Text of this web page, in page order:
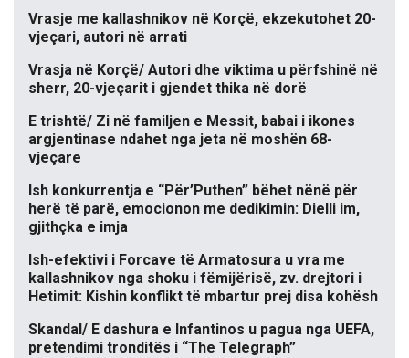
Vrasje me kallashnikov në Korçë, ekzekutohet 20-
vjeçari, autori në arrati
Vrasja në Korçë/ Autori dhe viktima u përfshinë në
sherr, 20-vjeçarit i gjendet thika në dorë
E trishtë/ Zi në familjen e Messit, babai i ikones
argjentinase ndahet nga jeta në moshën 68-
vjeçare
Ish konkurrentja e “Për’Puthen” bëhet nënë për
herë të parë, emocionon me dedikimin: Dielli im,
gjithçka e imja
Ish-efektivi i Forcave të Armatosura u vra me
kallashnikov nga shoku i fëmijërisë, zv. drejtori i
Hetimit: Kishin konflikt të mbartur prej disa kohësh
Skandal/ E dashura e Infantinos u pagua nga UEFA,
pretendimi tronditës i “The Telegraph”